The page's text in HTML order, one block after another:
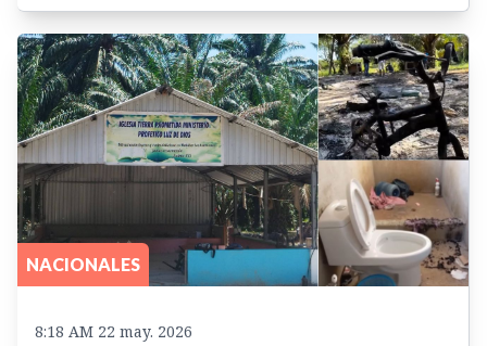
NACIONALES
8:18 AM 22 may. 2026